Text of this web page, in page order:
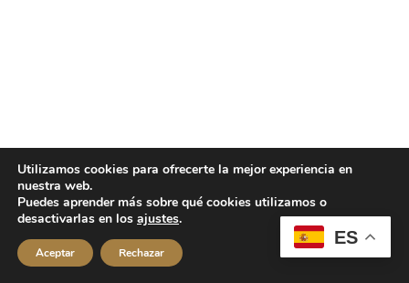
ES
Utilizamos cookies para ofrecerte la mejor experiencia en
nuestra web.
Puedes aprender más sobre qué cookies utilizamos o
desactivarlas en los ajustes.
Aceptar Rechazar